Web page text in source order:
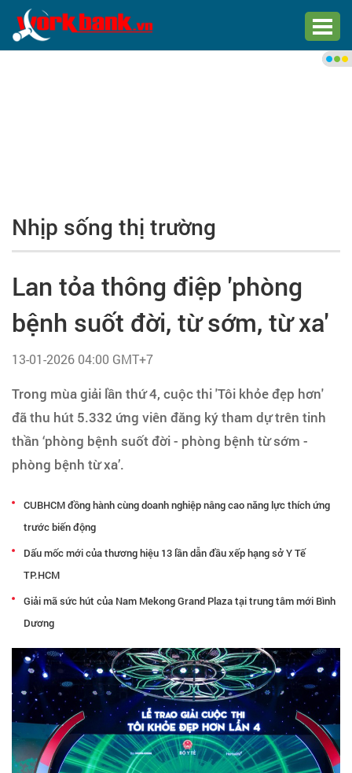
Trang chủ
Việc làm mới nhất
Tìm việc làm
Tạo hồ sơ
Cẩm nang việc làm
Bạn cần tuyển người
Nhịp sống thị trường
Lan tỏa thông điệp 'phòng
bệnh suốt đời, từ sớm, từ xa'
13-01-2026 04:00 GMT+7
Trong mùa giải lần thứ 4, cuộc thi 'Tôi khỏe đẹp hơn'
đã thu hút 5.332 ứng viên đăng ký tham dự trên tinh
thần ‘phòng bệnh suốt đời - phòng bệnh từ sớm -
phòng bệnh từ xa’.
CUBHCM đồng hành cùng doanh nghiệp nâng cao năng lực thích ứng
trước biến động
Dấu mốc mới của thương hiệu 13 lần dẫn đầu xếp hạng sở Y Tế
TP.HCM
Giải mã sức hút của Nam Mekong Grand Plaza tại trung tâm mới Bình
Dương